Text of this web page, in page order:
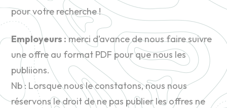
pour votre recherche !
Employeurs :merci d’avance de nous faire suivre
une offre au format PDF pour que nous les
publiions.
Nb : Lorsque nous le constatons, nous nous
réservons le droit de ne pas publier les offres ne